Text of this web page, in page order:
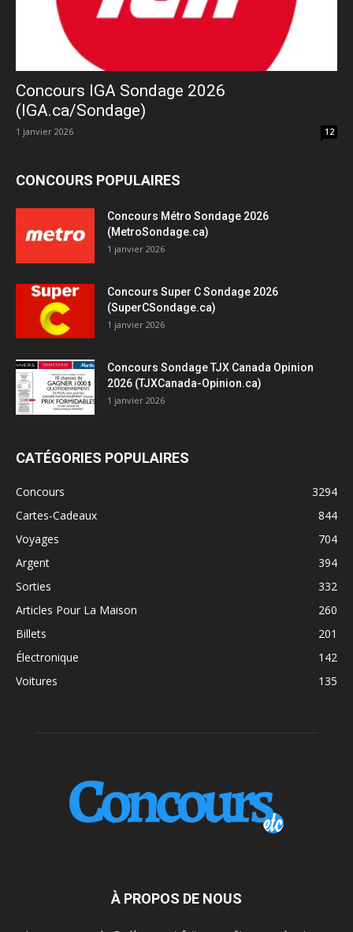
Concours IGA Sondage 2026
(IGA.ca/Sondage)
1 janvier 2026 12
CONCOURS POPULAIRES
Concours Métro Sondage 2026
(MetroSondage.ca)
1 janvier 2026
Concours Super C Sondage 2026
(SuperCSondage.ca)
1 janvier 2026
Concours Sondage TJX Canada Opinion
2026 (TJXCanada-Opinion.ca)
1 janvier 2026
CATÉGORIES POPULAIRES
Concours
3294
Cartes-Cadeaux
844
Voyages
704
Argent
394
Sorties
332
Articles Pour La Maison
260
Billets
201
Électronique
142
Voitures
135
À PROPOS DE NOUS